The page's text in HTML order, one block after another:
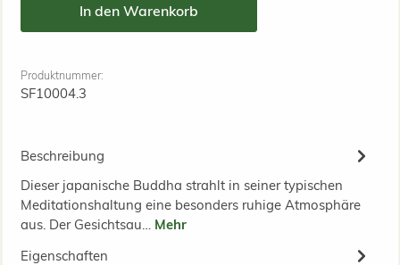
In den Warenkorb
Produktnummer:
SF10004.3
Beschreibung
Dieser japanische Buddha strahlt in seiner typischen
Meditationshaltung eine besonders ruhige Atmosphäre
aus. Der Gesichtsau… Mehr
Eigenschaften